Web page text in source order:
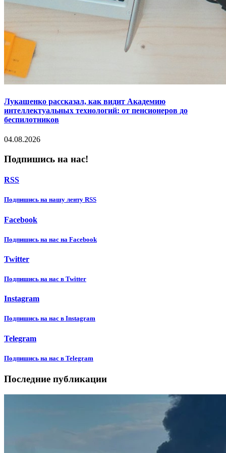
Лукашенко рассказал, как видит Академию
интеллектуальных технологий: от пенсионеров до
беспилотников
04.08.2026
Подпишись на нас!
RSS
Подпишиcь на нашу ленту RSS
Facebook
Подпишиcь на нас на Facebook
Twitter
Подпишиcь на нас в Twitter
Instagram
Подпишиcь на нас в Instagram
Telegram
Подпишиcь на нас в Telegram
Последние публикации